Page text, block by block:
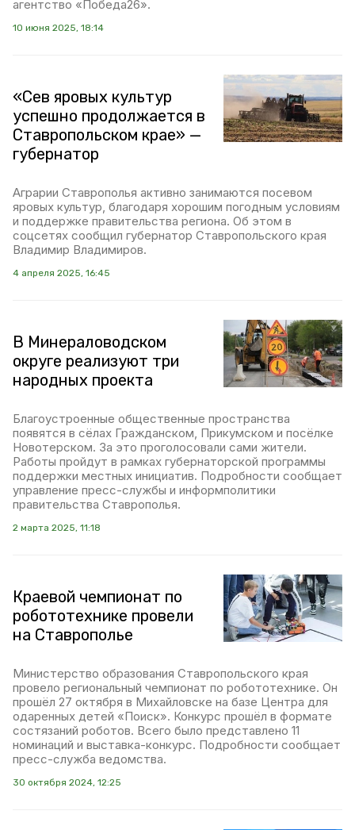
агентство «Победа26».
10 июня 2025, 18:14
«Сев яровых культур
успешно продолжается в
Ставропольском крае» —
губернатор
Аграрии Ставрополья активно занимаются посевом
яровых культур, благодаря хорошим погодным условиям
и поддержке правительства региона. Об этом в
соцсетях сообщил губернатор Ставропольского края
Владимир Владимиров.
4 апреля 2025, 16:45
В Минераловодском
округе реализуют три
народных проекта
Благоустроенные общественные пространства
появятся в сёлах Гражданском, Прикумском и посёлке
Новотерском. За это проголосовали сами жители.
Работы пройдут в рамках губернаторской программы
поддержки местных инициатив. Подробности сообщает
управление пресс-службы и информполитики
правительства Ставрополья.
2 марта 2025, 11:18
Краевой чемпионат по
робототехнике провели
на Ставрополье
Министерство образования Ставропольского края
провело региональный чемпионат по робототехнике. Он
прошёл 27 октября в Михайловске на базе Центра для
одаренных детей «Поиск». Конкурс прошёл в формате
состязаний роботов. Всего было представлено 11
номинаций и выставка-конкурс. Подробности сообщает
пресс-служба ведомства.
30 октября 2024, 12:25